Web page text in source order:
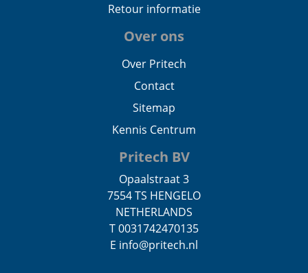
Retour informatie
Over ons
Over Pritech
Contact
Sitemap
Kennis Centrum
Pritech BV
Opaalstraat 3
7554 TS HENGELO
NETHERLANDS
T 0031742470135
E info@pritech.nl